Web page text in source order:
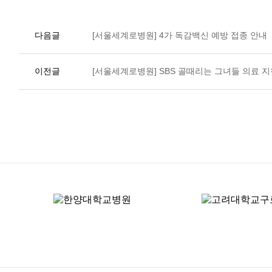
다음글 [서울세계로병원] 4가 독감백신 예방 접종 안내
이전글 [서울세계로병원] SBS 골때리는 그녀들 의료 지